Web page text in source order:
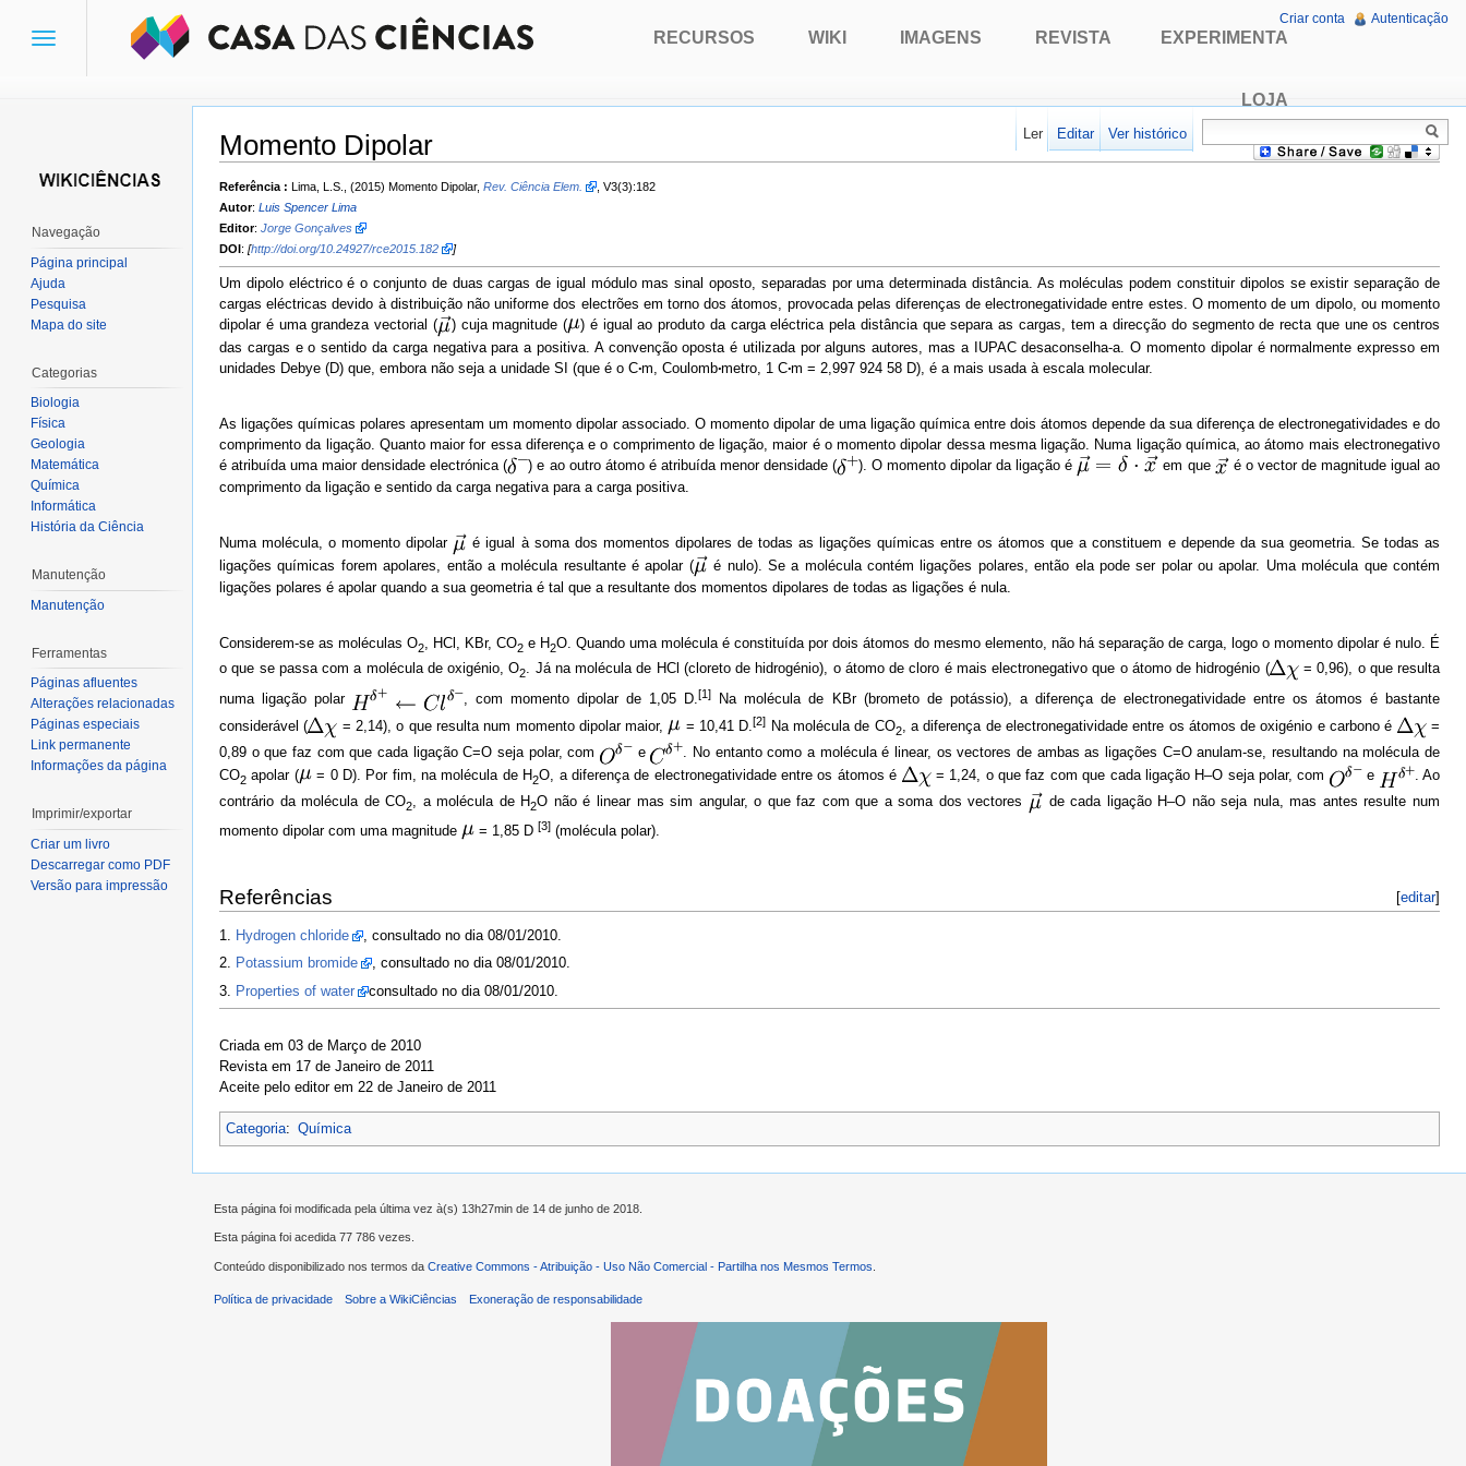
Momento Dipolar
Ir para:navegação,pesquisa
Referência : Lima, L.S., (2015) Momento Dipolar, Rev. Ciência Elem.
, V3(3):182
Autor: Luis Spencer Lima
Editor: Jorge Gonçalves
DOI: [http://doi.org/10.24927/rce2015.182 ]
Um dipolo eléctrico é o conjunto de duas cargas de igual módulo mas sinal oposto, separadas por uma determinada distância. As moléculas podem constituir dipolos se existir separação de
cargas eléctricas devido à distribuição não uniforme dos electrões em torno dos átomos, provocada pelas diferenças de electronegatividade entre estes. O momento de um dipolo, ou momento
dipolar é uma grandeza vectorial (
) cuja magnitude (
) é igual ao produto da carga eléctrica pela distância que separa as cargas, tem a direcção do segmento de recta que une os centros
das cargas e o sentido da carga negativa para a positiva. A convenção oposta é utilizada por alguns autores, mas a IUPAC desaconselha-a. O momento dipolar é normalmente expresso em
unidades Debye (D) que, embora não seja a unidade SI (que é o C m, Coulomb metro, 1 C m = 2,997 924 58 D), é a mais usada à escala molecular.
As ligações químicas polares apresentam um momento dipolar associado. O momento dipolar de uma ligação química entre dois átomos depende da sua diferença de electronegatividades e do
comprimento da ligação. Quanto maior for essa diferença e o comprimento de ligação, maior é o momento dipolar dessa mesma ligação. Numa ligação química, ao átomo mais electronegativo
é atribuída uma maior densidade electrónica (
) e ao outro átomo é atribuída menor densidade ( ). O momento dipolar da ligação é em que
é o vector de magnitude igual ao
comprimento da ligação e sentido da carga negativa para a carga positiva.
Numa molécula, o momento dipolar
é igual à soma dos momentos dipolares de todas as ligações químicas entre os átomos que a constituem e depende da sua geometria. Se todas as
ligações químicas forem apolares, então a molécula resultante é apolar (
é nulo). Se a molécula contém ligações polares, então ela pode ser polar ou apolar. Uma molécula que contém
ligações polares é apolar quando a sua geometria é tal que a resultante dos momentos dipolares de todas as ligações é nula.
Considerem-se as moléculas O2 , HCl, KBr, CO2 e H2O. Quando uma molécula é constituída por dois átomos do mesmo elemento, não há separação de carga, logo o momento dipolar é nulo. É
o que se passa com a molécula de oxigénio, O2. Já na molécula de HCl (cloreto de hidrogénio), o átomo de cloro é mais electronegativo que o átomo de hidrogénio (
= 0,96), o que resulta
numa ligação polar
, com momento dipolar de 1,05 D.[1]
Na molécula de KBr (brometo de potássio), a diferença de electronegatividade entre os átomos é bastante
considerável (
= 2,14), o que resulta num momento dipolar maior, = 10,41 D.[2] Na molécula de CO2, a diferença de electronegatividade entre os átomos de oxigénio e carbono é
=
0,89 o que faz com que cada ligação C=O seja polar, com
e
. No entanto como a molécula é linear, os vectores de ambas as ligações C=O anulam-se, resultando na molécula de
CO2 apolar ( = 0 D). Por fim, na molécula de H2O, a diferença de electronegatividade entre os átomos é = 1,24, o que faz com que cada ligação H–O seja polar, com e
. Ao
contrário da molécula de CO2 , a molécula de H2O não é linear mas sim angular, o que faz com que a soma dos vectores
de cada ligação H–O não seja nula, mas antes resulte num
momento dipolar com uma magnitude
= 1,85 D [3] (molécula polar).
[editar]
Referências
1. Hydrogen chloride
, consultado no dia 08/01/2010.
2. Potassium bromide
, consultado no dia 08/01/2010.
3. Properties of water consultado no dia 08/01/2010.
Criada em 03 de Março de 2010
Revista em 17 de Janeiro de 2011
Aceite pelo editor em 22 de Janeiro de 2011
Categoria: Química
Toggle
RECURSOS WIKI IMAGENS REVISTA EXPERIMENTA
LOJA
Criar conta Autenticação
Ler Editar Ver histórico
Navegação
Página principal
Ajuda
Pesquisa
Mapa do site
Categorias
Biologia
Física
Geologia
Matemática
Química
Informática
História da Ciência
Manutenção
Manutenção
Ferramentas
Páginas afluentes
Alterações relacionadas
Páginas especiais
Link permanente
Informações da página
Imprimir/exportar
Criar um livro
Descarregar como PDF
Versão para impressão
Esta página foi modificada pela última vez à(s) 13h27min de 14 de junho de 2018.
Esta página foi acedida 77 786 vezes.
Conteúdo disponibilizado nos termos da Creative Commons - Atribuição - Uso Não Comercial - Partilha nos Mesmos Termos
Política de privacidade Sobre a WikiCiências Exoneração de responsabilidade